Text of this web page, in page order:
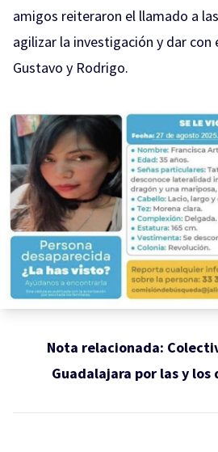
amigos reiteraron el llamado a
agilizar la investigación y dar con
Gustavo y Rodrigo.
Nota relacionada:
Guadalajara por las y los